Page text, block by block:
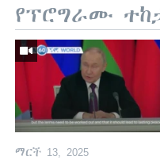
የፕሮግራሙ
ማርች 13, 2025